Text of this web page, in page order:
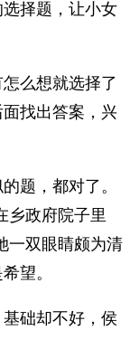
择题，让小女
么想就选择了
找出答案，兴
题，都对了。
乡政府院子里
一双眼睛颇为清
望。
础却不好，侯